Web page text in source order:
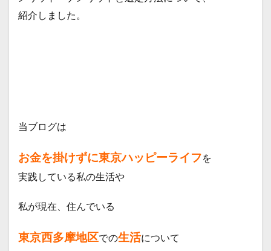
紹介しました。
当ブログは
お金を掛けずに東京ハッピーライフを
実践している私の生活や
私が現在、住んでいる
東京西多摩地区での生活について